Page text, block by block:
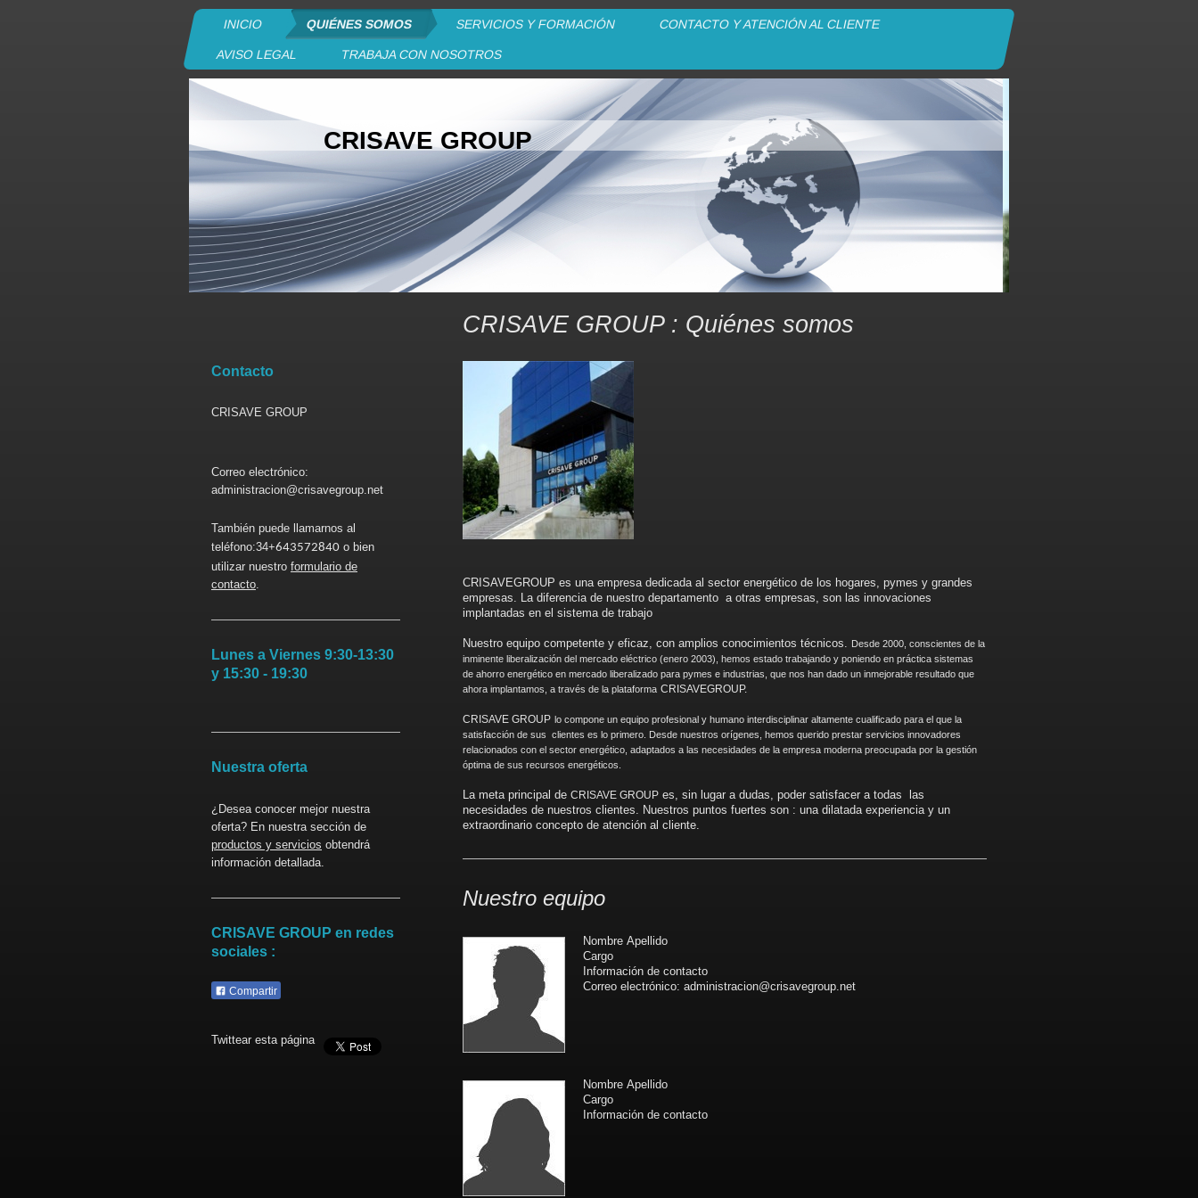
INICIO QUIÉNES SOMOS SERVICIOS Y FORMACIÓN CONTACTO Y ATENCIÓN AL CLIENTE
AVISO LEGAL TRABAJA CON NOSOTROS
CRISAVE GROUP
CRISAVE GROUP : Quiénes somos
CRISAVEGROUP es una empresa dedicada al sector energético de los hogares, pymes y grandes
empresas. La diferencia de nuestro departamento a otras empresas, son las innovaciones
implantadas en el sistema de trabajo
Nuestro equipo competente y eficaz, con amplios conocimientos técnicos. Desde 2000, conscientes de la
inminente liberalización del mercado eléctrico (enero 2003), hemos estado trabajando y poniendo en práctica sistemas
de ahorro energético en mercado liberalizado para pymes e industrias, que nos han dado un inmejorable resultado que
ahora implantamos, a través de la plataforma CRISAVEGROUP.
CRISAVE GROUP lo compone un equipo profesional y humano interdisciplinar altamente cualificado para el que la
satisfacción de sus clientes es lo primero. Desde nuestros orígenes, hemos querido prestar servicios innovadores
relacionados con el sector energético, adaptados a las necesidades de la empresa moderna preocupada por la gestión
óptima de sus recursos energéticos.
La meta principal deCRISAVE GROUP es, sin lugar a dudas, poder satisfacer a todas las
necesidades de nuestros clientes. Nuestros puntos fuertes son : una dilatada experiencia y un
extraordinario concepto de atención al cliente.
Nuestro equipo
Nombre Apellido
Cargo
Información de contacto
Correo electrónico: administracion@crisavegroup.net
Nombre Apellido
Cargo
Información de contacto
Contacto
CRISAVE GROUP
Correo electrónico:
administracion@crisavegroup.net
También puede llamarnos al
teléfono:34+643572840 o bien
utilizar nuestro formulario de
contacto.
Lunes a Viernes 9:30-13:30
y 15:30 - 19:30
Nuestra oferta
¿Desea conocer mejor nuestra
oferta? En nuestra sección de
productos y servicios obtendrá
información detallada.
CRISAVE GROUP en redes
sociales :
Compartir
Twittear esta página